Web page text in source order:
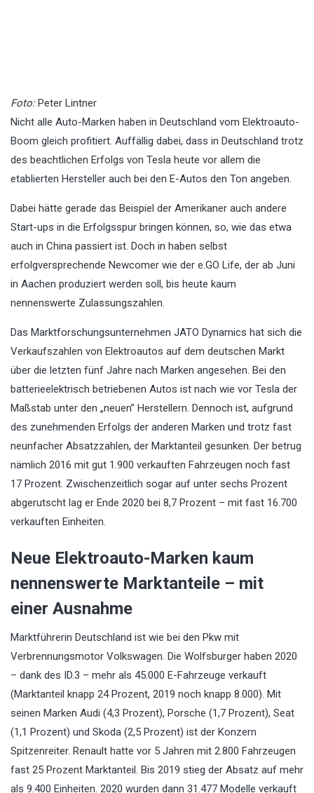
Foto:Peter Lintner
Nicht alle Auto-Marken haben in Deutschland vom Elektroauto-
Boom gleich profitiert. Auffällig dabei, dass in Deutschland trotz
des beachtlichen Erfolgs von Tesla heute vor allem die
etablierten Hersteller auch bei den E-Autos den Ton angeben.
Dabei hätte gerade das Beispiel der Amerikaner auch andere
Start-ups in die Erfolgsspur bringen können, so, wie das etwa
auch in China passiert ist. Doch in haben selbst
erfolgversprechende Newcomer wie der e.GO Life, der ab Juni
in Aachen produziert werden soll, bis heute kaum
nennenswerte Zulassungszahlen.
Das Marktforschungsunternehmen JATO Dynamics hat sich die
Verkaufszahlen von Elektroautos auf dem deutschen Markt
über die letzten fünf Jahre nach Marken angesehen. Bei den
batterieelektrisch betriebenen Autos ist nach wie vor Tesla der
Maßstab unter den „neuen” Herstellern. Dennoch ist, aufgrund
des zunehmenden Erfolgs der anderen Marken und trotz fast
neunfacher Absatzzahlen, der Marktanteil gesunken. Der betrug
nämlich 2016 mit gut 1.900 verkauften Fahrzeugen noch fast
17 Prozent. Zwischenzeitlich sogar auf unter sechs Prozent
abgerutscht lag er Ende 2020 bei 8,7 Prozent – mit fast 16.700
verkauften Einheiten.
Neue Elektroauto-Marken kaum
nennenswerte Marktanteile – mit
einer Ausnahme
Marktführerin Deutschland ist wie bei den Pkw mit
Verbrennungsmotor Volkswagen. Die Wolfsburger haben 2020
– dank des ID.3 – mehr als 45.000 E-Fahrzeuge verkauft
(Marktanteil knapp 24 Prozent, 2019 noch knapp 8.000). Mit
seinen Marken Audi (4,3 Prozent), Porsche (1,7 Prozent), Seat
(1,1 Prozent) und Skoda (2,5 Prozent) ist der Konzern
Spitzenreiter. Renault hatte vor 5 Jahren mit 2.800 Fahrzeugen
fast 25 Prozent Marktanteil. Bis 2019 stieg der Absatz auf mehr
als 9.400 Einheiten. 2020 wurden dann 31.477 Modelle verkauft